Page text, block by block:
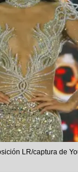
LR/captura de